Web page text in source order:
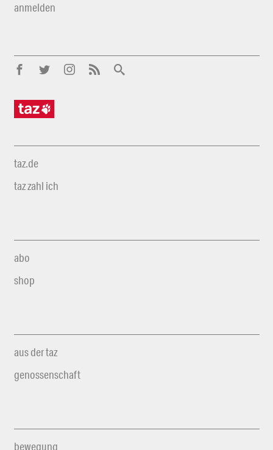
anmelden
taz.de
taz zahl ich
abo
shop
aus der taz
genossenschaft
bewegung